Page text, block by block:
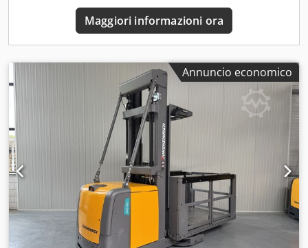
Maggiori informazioni ora
Annuncio economico